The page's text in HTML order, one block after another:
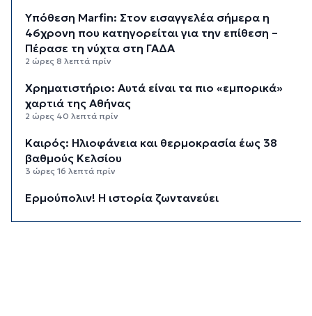
Υπόθεση Marfin: Στον εισαγγελέα σήμερα η
46χρονη που κατηγορείται για την επίθεση –
Πέρασε τη νύχτα στη ΓΑΔΑ
2 ώρες 8 λεπτά πρίν
Χρηματιστήριο: Αυτά είναι τα πιο «εμπορικά»
χαρτιά της Αθήνας
2 ώρες 40 λεπτά πρίν
Καιρός: Ηλιοφάνεια και θερμοκρασία έως 38
βαθμούς Κελσίου
3 ώρες 16 λεπτά πρίν
Ερμούπολιν! Η ιστορία ζωντανεύει